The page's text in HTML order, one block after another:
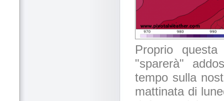
Proprio
"sparerà"
tempo sulla
mattinata di